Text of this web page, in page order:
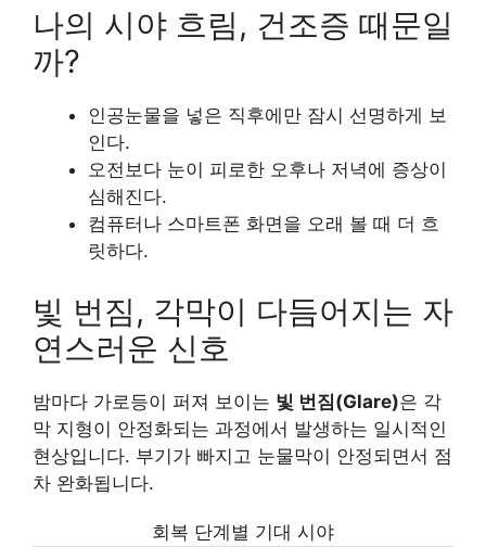
나의 시야 흐림, 건조증 때문일
까?
인공눈물을 넣은 직후에만 잠시 선명하게 보
인다.
오전보다 눈이 피로한 오후나 저녁에 증상이
심해진다.
컴퓨터나 스마트폰 화면을 오래 볼 때 더 흐
릿하다.
빛 번짐, 각막이 다듬어지는 자
연스러운 신호
밤마다 가로등이 퍼져 보이는 빛 번짐(Glare)은 각
막 지형이 안정화되는 과정에서 발생하는 일시적인
현상입니다. 부기가 빠지고 눈물막이 안정되면서 점
차 완화됩니다.
회복 단계별 기대 시야